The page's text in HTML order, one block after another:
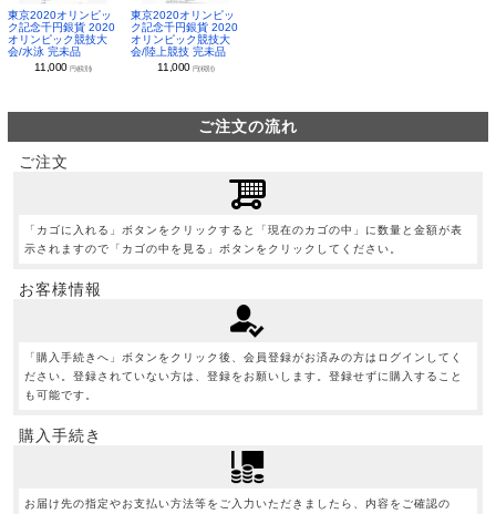
東京2020オリンピッ
ク記念千円銀貨 2020
オリンピック競技大
会/水泳 完未品
11,000円(税別)
東京2020オリンピッ
ク記念千円銀貨 2020
オリンピック競技大
会/陸上競技 完未品
11,000 円(税別)
ご注文の流れ
ご注文
「カゴに入れる」ボタンをクリックすると「現在のカゴの中」に数量と金額が表
示されますので「カゴの中を見る」ボタンをクリックしてください。
お客様情報
「購入手続きへ」ボタンをクリック後、会員登録がお済みの方はログインしてく
ださい。登録されていない方は、登録をお願いします。登録せずに購入すること
も可能です。
購入手続き
お届け先の指定やお支払い方法等をご入力いただきましたら、内容をご確認の